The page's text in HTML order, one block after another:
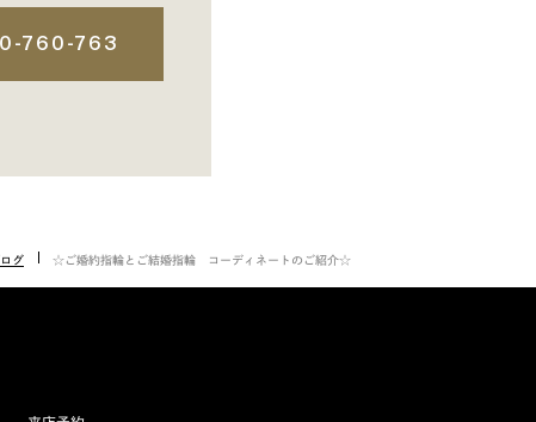
760-763
グ ☆ご婚約指輪とご結婚指輪 コーディネートのご紹介☆